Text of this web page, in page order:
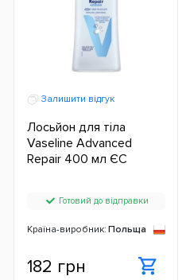
Залишити відгук
Лосьйон для тіла
Vaseline Advanced
Repair 400 мл ЄС
Готовий до відправки
Країна-виробник: Польща
182 грн